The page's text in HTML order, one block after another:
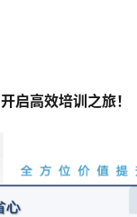
高效培训之旅！